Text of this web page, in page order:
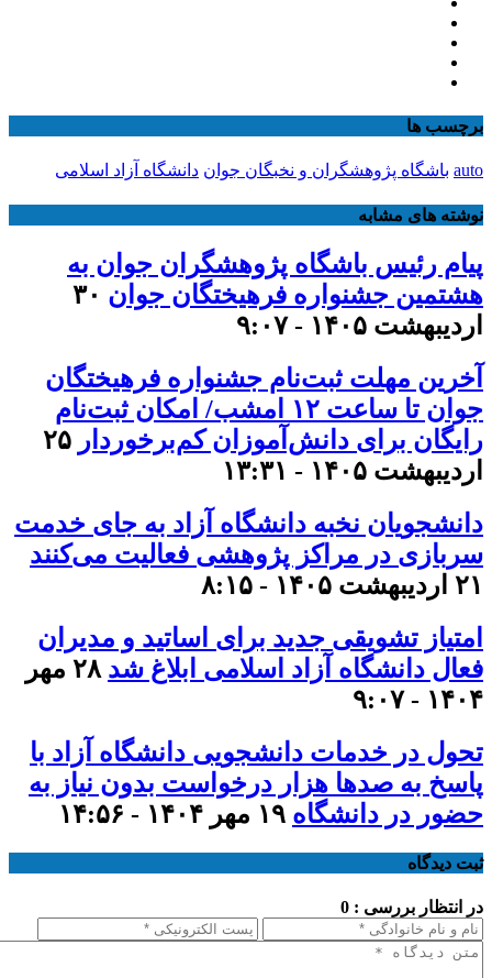
برچسب ها
auto باشگاه پژوهشگران و نخبگان جوان دانشگاه آزاد اسلامی
نوشته های مشابه
پیام رئیس باشگاه پژوهشگران جوان به
هشتمین جشنواره فرهیختگان جوان ۳۰
اردیبهشت ۱۴۰۵ - ۹:۰۷
آخرین مهلت ثبت‌نام جشنواره فرهیختگان
جوان تا ساعت ۱۲ امشب/ امکان ثبت‌نام
رایگان برای دانش‌آموزان کم‌برخوردار ۲۵
اردیبهشت ۱۴۰۵ - ۱۳:۳۱
دانشجویان نخبه دانشگاه آزاد به جای خدمت
سربازی در مراکز پژوهشی فعالیت می‌کنند
۲۱ اردیبهشت ۱۴۰۵ - ۸:۱۵
امتیاز تشویقی جدید برای اساتید و مدیران
فعال دانشگاه آزاد اسلامی ابلاغ شد
۲۸ مهر
۱۴۰۴ - ۹:۰۷
تحول در خدمات دانشجویی دانشگاه آزاد با
پاسخ به صدها هزار درخواست بدون نیاز به
حضور در دانشگاه ۱۹ مهر ۱۴۰۴ - ۱۴:۵۶
ثبت دیدگاه
در انتظار بررسی : 0